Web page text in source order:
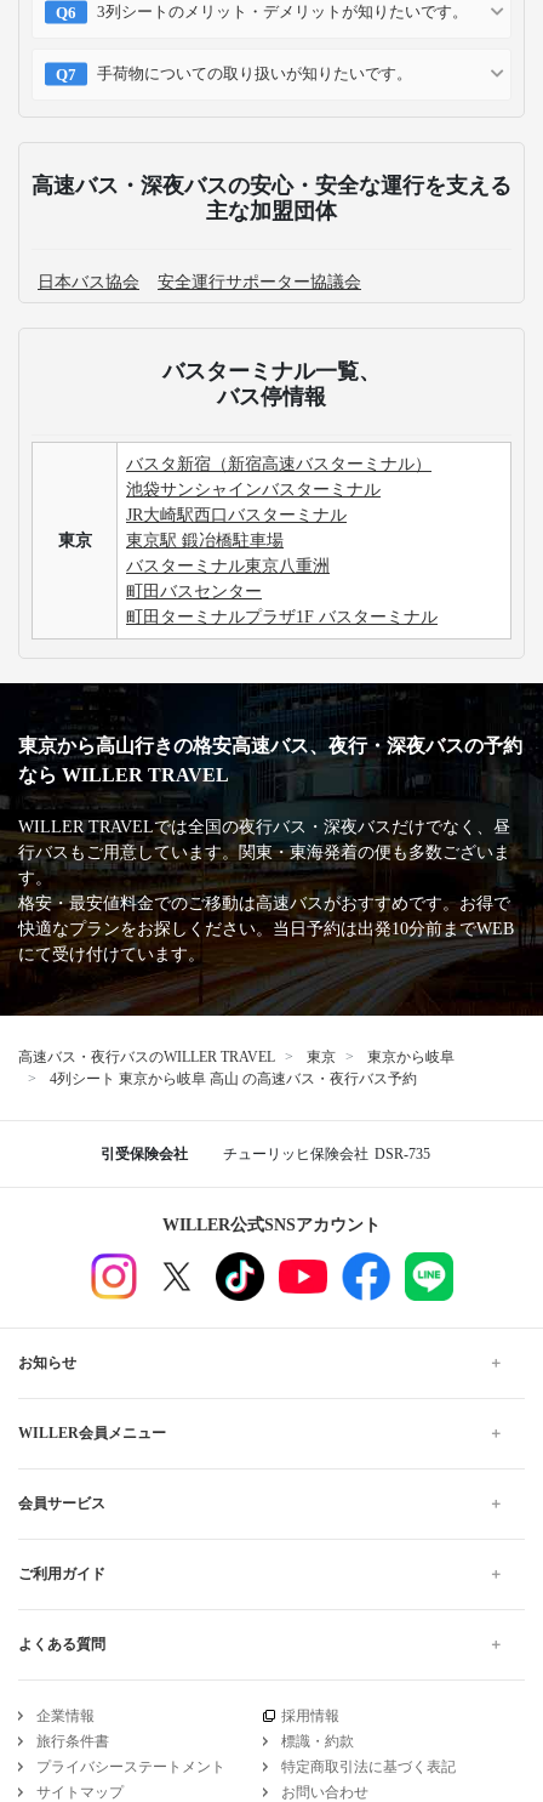
3列シートのメリット・デメリットが知りたいです。
手荷物についての取り扱いが知りたいです。
高速バス・深夜バスの安心・安全な運行を支える
主な加盟団体
日本バス協会 安全運行サポーター協議会
バスターミナル一覧、
バス停情報
東京
バスタ新宿（新宿高速バスターミナル）
池袋サンシャインバスターミナル
JR大崎駅西口バスターミナル
東京駅 鍛冶橋駐車場
バスターミナル東京八重洲
町田バスセンター
町田ターミナルプラザ1F バスターミナル
東京から高山行きの格安高速バス、夜行・深夜バスの予約
なら WILLER TRAVEL
WILLER TRAVELでは全国の夜行バス・深夜バスだけでなく、昼
行バスもご用意しています。関東・東海発着の便も多数ございま
す。
格安・最安値料金でのご移動は高速バスがおすすめです。お得で
快適なプランをお探しください。当日予約は出発10分前までWEB
にて受け付けています。
高速バス・夜行バスのWILLER TRAVEL 東京
東京から岐阜
4列シート 東京から岐阜 高山 の高速バス・夜行バス予約
引受保険会社 チューリッヒ保険会社 DSR-735
WILLER公式SNSアカウント
お知らせ
WILLER会員メニュー
会員サービス
ご利用ガイド
よくある質問
企業情報
採用情報
旅行条件書
標識・約款
プライバシーステートメント
特定商取引法に基づく表記
サイトマップ
お問い合わせ